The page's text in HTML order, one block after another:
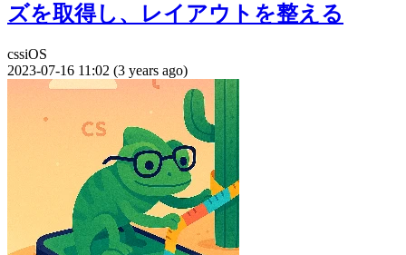
ズを取得し、レイアウトを整える
cssiOS
2023-07-16 11:02 (3 years ago)